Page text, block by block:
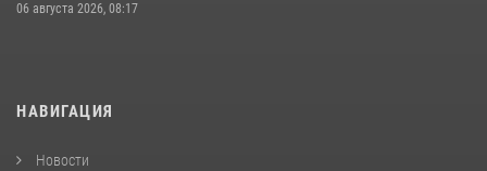
06 августа 2026, 08:17
НАВИГАЦИЯ
Новости